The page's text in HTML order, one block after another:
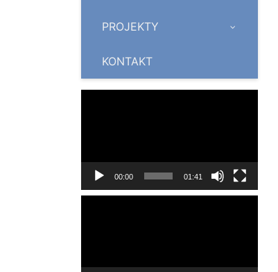
PROJEKTY
KONTAKT
00:00 01:41